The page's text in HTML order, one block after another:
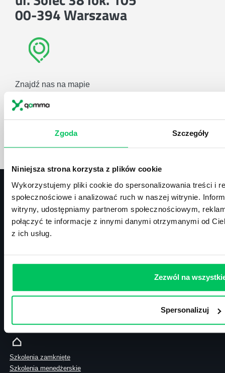
Zgoda Szczegóły
Niniejsza strona korzysta z plików cookie
Wykorzystujemy pliki cookie do spersonalizowania treści i
społecznościowe i analizować ruch w naszej witrynie.
witryny, udostępniamy partnerom społecznościowym,
połączyć te informacje z innymi danymi otrzymanymi od
z ich usług.
Zezwól na
Spersonalizuj
00-394 Warszawa
Znajdź nas na mapie
Zobacz mapę
ZAPYTAJ O NASZE ROZWIĄZANIA
Kontakt
biuro@projektgamma.pl
ul. Solec 38 lok. 105
Szkolenia zamknięte
Szkolenia menedżerskie